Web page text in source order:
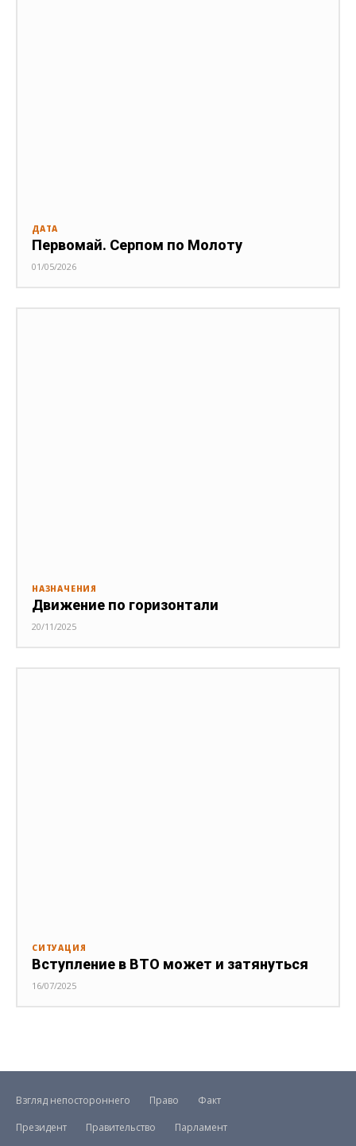
ДАТА
Первомай. Серпом по Молоту
01/05/2026
НАЗНАЧЕНИЯ
Движение по горизонтали
20/11/2025
СИТУАЦИЯ
Вступление в ВТО может и затянуться
16/07/2025
Взгляд непостороннего Право
Факт
Президент
Правительство Парламент